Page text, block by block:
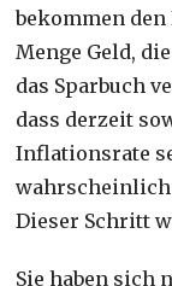
bekommen
Menge Geld,
das Sparbuch
dass derzeit
Inflationsrate
wahrscheinlich
Dieser Schritt
Sie haben sich